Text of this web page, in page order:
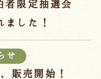
者限定抽選会
ました！
せ
販売開始！